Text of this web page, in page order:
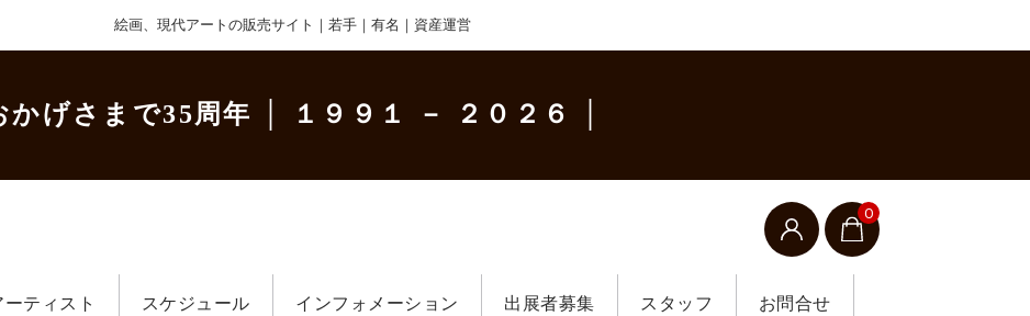
絵画、現代アートの販売サイト｜若手｜有名｜資産運営
かげさまで35周年 │ １９９１ － ２０２６ │
0
ーティスト スケジュール インフォメーション 出展者募集 スタッフ お問合せ
秋の美術散歩 京都・大阪 ～二都物語～」